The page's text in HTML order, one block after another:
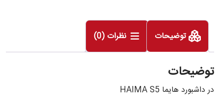
توضیحات نظرات (0)
توضیحات
در داشبورد هایما HAIMA S5